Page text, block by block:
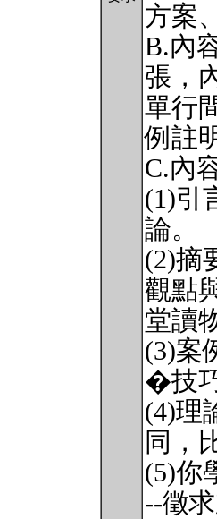
方案
B.內
張，
單行
例註
C.內
(1)引
論。
(2)摘
觀點
堂讀
(3)案
�技
(4)理
同，
(5)你
--徵